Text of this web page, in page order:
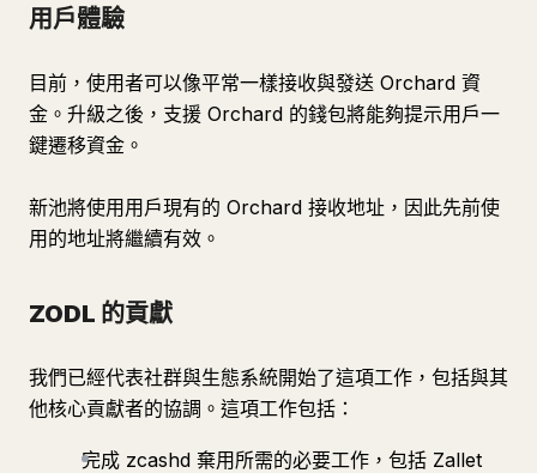
用戶體驗
目前，使用者可以像平常一樣接收與發送 Orchard 資
金。升級之後，支援 Orchard 的錢包將能夠提示用戶一
鍵遷移資金。
新池將使用用戶現有的 Orchard 接收地址，因此先前使
用的地址將繼續有效。
ZODL 的貢獻
我們已經代表社群與生態系統開始了這項工作，包括與其
他核心貢獻者的協調。這項工作包括：
完成 zcashd 棄用所需的必要工作，包括 Zallet